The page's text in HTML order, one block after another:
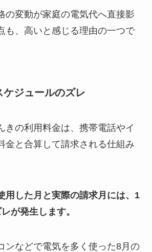
の変動が家庭の電気代へ直接影
も、高いと感じる理由の一つで
ケジュールのズレ
きの利用料金は、携帯電話やイ
金と合算して請求される仕組み
用した月と実際の請求月には、1
が発生します。
ンなどで電気を多く使った8月の